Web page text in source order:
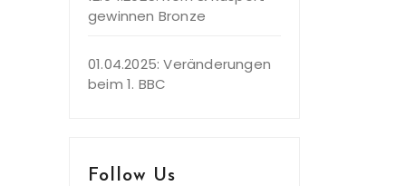
gewinnen Bronze
01.04.2025: Veränderungen
beim 1. BBC
Follow Us